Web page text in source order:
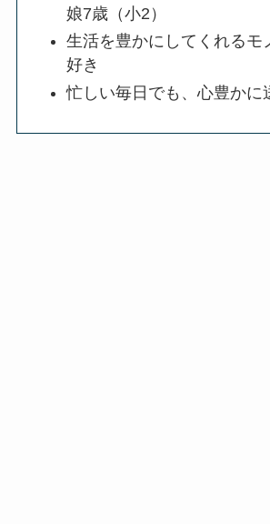
娘7歳（小2）
生活を豊かにしてくれるモ
好き
忙しい毎日でも、心豊かに